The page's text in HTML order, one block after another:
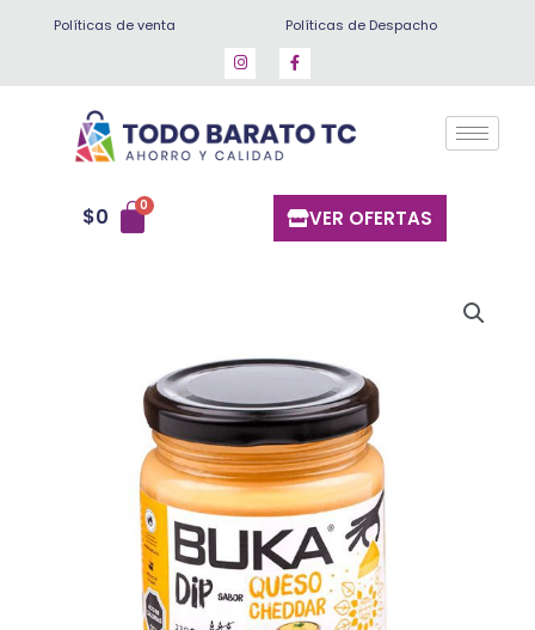
Políticas de venta Políticas de Despacho
$0 VER OFERTAS